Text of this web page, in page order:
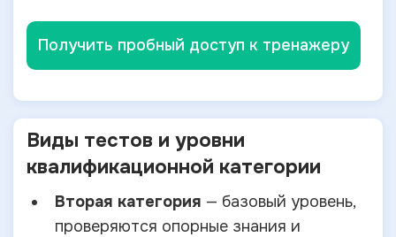
Получить пробный доступ к тренажеру
Виды тестов и уровни
квалификационной категории
Вторая категория — базовый уровень,
проверяются опорные знания и